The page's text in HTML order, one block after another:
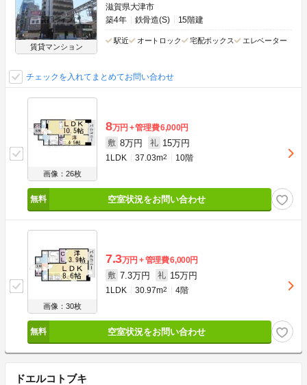
賃貸マンション
滋賀県大津市
築4年
鉄骨造(S) 15階建
駅近 オートロック 宅配ボックス エレベーター
チェックを入れてまとめてお問い合わせ
画像：26枚
8万円 管理費6,000円
敷 8万円 礼 15万円
1LDK 37.03m2 10階
空室状況をお問い合わせ
画像：30枚
7.3万円 管理費6,000円
敷 7.3万円 礼 15万円
1LDK 30.97m2 4階
空室状況をお問い合わせ
ドエルコトブキ